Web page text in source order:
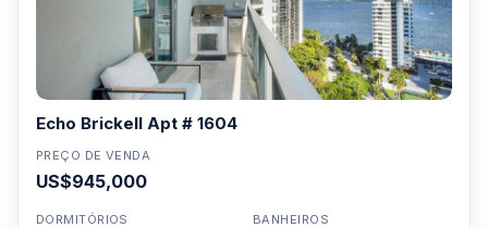
Echo Brickell Apt # 1604
PREÇO DE VENDA
US$945,000
DORMITÓRIOS BANHEIROS